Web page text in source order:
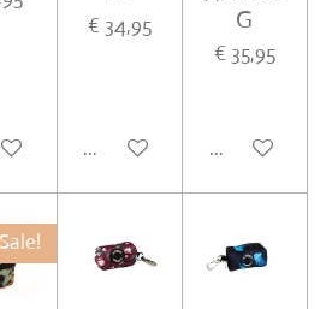
€ 34,95
In winkelwagen
G
€ 35,95
In
Sale!